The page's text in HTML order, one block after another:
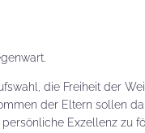
die Freiheit der
der Eltern sollen
Exzellenz zu